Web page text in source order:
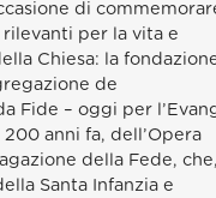
di
per la vita e
Chiesa: la
de
Fide – oggi per
200 anni fa, dell’Opera
della Fede,
Santa Infanzia e